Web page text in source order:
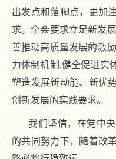
出发点和落脚点，更加
求。全会要求立足新发
善推动高质量发展的激
力体制机制,健全促进实
塑造发展新动能、新优
创新发展的实践要求。
我们坚信，在党中
的共同努力下，随着改